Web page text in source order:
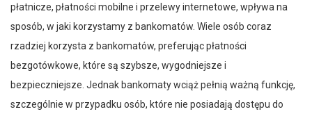
płatnicze, płatności mobilne i przelewy internetowe, wpływa na
sposób, w jaki korzystamy z bankomatów. Wiele osób coraz
rzadziej korzysta z bankomatów, preferując płatności
bezgotówkowe, które są szybsze, wygodniejsze i
bezpieczniejsze. Jednak bankomaty wciąż pełnią ważną funkcję,
szczególnie w przypadku osób, które nie posiadają dostępu do